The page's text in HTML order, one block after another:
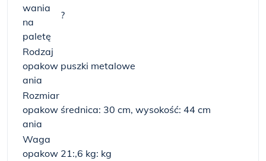
wania
na
paletę
?
Rodzaj
opakow
ania
puszki metalowe
Rozmiar
opakow
ania
średnica: 30 cm, wysokość: 44 cm
Waga
opakow 21:,6 kg: kg